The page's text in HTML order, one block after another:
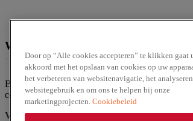
We zijn te verkrijgen bij
Ben jij op zoek naar een van onze producten?
contact op met onzeklantenservice. Of bestel het
Vraag?Zoek inveelgestelde vragenofneem
Door op “Alle cookies accepteren” te klikken gaat
akkoord met het opslaan van cookies op uw
het verbeteren van websitenavigatie, het
websitegebruik en om ons te helpen bij onze
marketingprojecten. Cookiebeleid